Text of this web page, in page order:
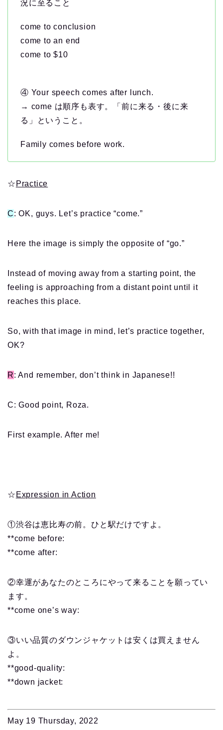
況に至ること
come to conclusion
come to an end
come to $10
④ Your speech comes after lunch.
→ come は順序も表す。「前に来る・後に来
る」ということ。
Family comes before work.
☆ Practice
C: OK, guys. Let’s practice “come.”
Here the image is simply the opposite of “go.”
Instead of moving away from a starting point, the
feeling is approaching from a distant point until it
reaches this place.
So, with that image in mind, let’s practice together,
OK?
R: And remember, don’t think in Japanese!!
C: Good point, Roza.
First example. After me!
☆ Expression in Action
①渋谷は恵比寿の前。ひと駅だけですよ。
**come before:
**come after:
②幸運があなたのところにやって来ることを願ってい
ます。
**come one’s way:
③いい品質のダウンジャケットは安くは買えません
よ。
**good-quality:
**down jacket:
May 19 Thursday, 2022